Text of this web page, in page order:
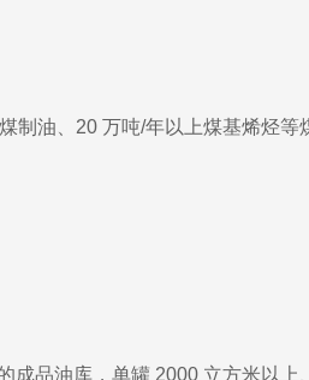
制油、20 万吨/年以上煤基烯烃等
成品油库，单罐 2000 立方米以上